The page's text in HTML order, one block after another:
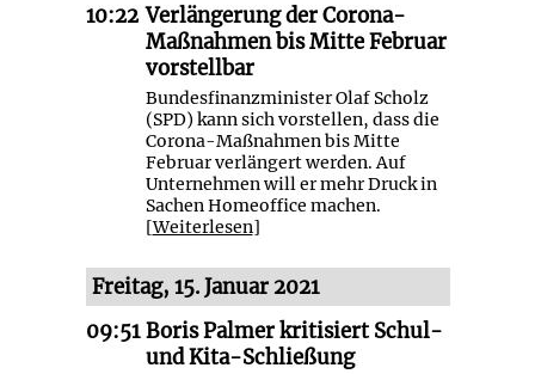
10:22 Verlängerung der Corona-
Maßnahmen bis Mitte Februar
vorstellbar
Bundesfinanzminister Olaf Scholz
(SPD) kann sich vorstellen, dass die
Corona-Maßnahmen bis Mitte
Februar verlängert werden. Auf
Unternehmen will er mehr Druck in
Sachen Homeoffice machen.
[Weiterlesen]
Freitag, 15. Januar 2021
09:51 Boris Palmer kritisiert Schul-
und Kita-Schließung